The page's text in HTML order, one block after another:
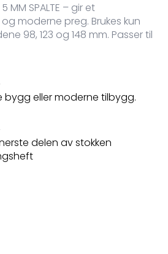
5 MM SPALTE – gir et
moderne preg. Brukes kun
98, 123 og 148 mm. Passer til
bygg eller moderne tilbygg.
delen av stokken